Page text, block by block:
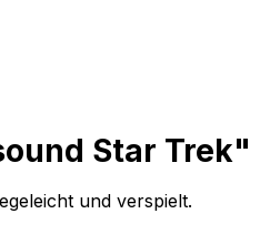
Star Trek"
und verspielt.